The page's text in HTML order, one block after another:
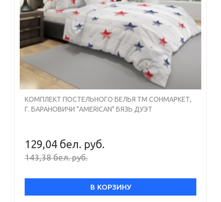
КОМПЛЕКТ ПОСТЕЛЬНОГО БЕЛЬЯ ТМ СОНМАРКЕТ,
Г. БАРАНОВИЧИ "AMERICAN" БЯЗЬ ДУЭТ
129,04 бел. руб.
143,38 бел. руб.
В КОРЗИНУ